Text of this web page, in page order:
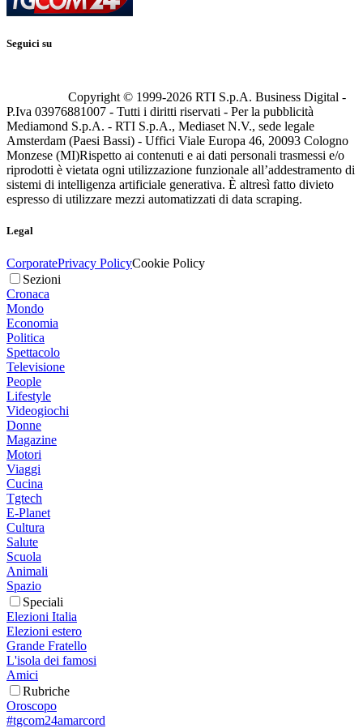
Seguici su
Copyright © 1999-2026 RTI S.p.A. Business Digital -
P.Iva 03976881007 - Tutti i diritti riservati - Per la pubblicità
Mediamond S.p.A. - RTI S.p.A., Mediaset N.V., sede legale
Amsterdam (Paesi Bassi) - Uffici Viale Europa 46, 20093 Cologno
Monzese (MI)Rispetto ai contenuti e ai dati personali trasmessi e/o
riprodotti è vietata ogni utilizzazione funzionale all’addestramento di
sistemi di intelligenza artificiale generativa. È altresì fatto divieto
espresso di utilizzare mezzi automatizzati di data scraping.
Legal
CorporatePrivacy PolicyCookie Policy
Sezioni
Cronaca
Mondo
Economia
Politica
Spettacolo
Televisione
People
Lifestyle
Videogiochi
Donne
Magazine
Motori
Viaggi
Cucina
Tgtech
E-Planet
Cultura
Salute
Scuola
Animali
Spazio
Speciali
Elezioni Italia
Elezioni estero
Grande Fratello
L'isola dei famosi
Amici
Rubriche
Oroscopo
#tgcom24amarcord